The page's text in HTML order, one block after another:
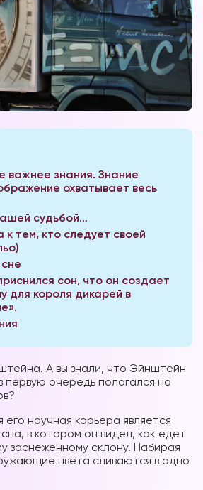
важнее знания. Знание
охватывает весь
судьбой…
тем, кто следует своей
сон, что он создает
для короля дикарей в
А вы знали, что Эйнштейн
первую очередь полагался на
его научная карьера является
в котором он видел, как едет
заснеженному склону. Набирая
цвета сливаются в одно